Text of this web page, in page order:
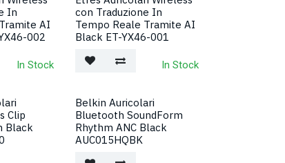
In
AI
002
In Stock
con Traduzione In
Tempo Reale Tramite AI
Black ET-YX46-001
In Stock
Clip
Black
Belkin Auricolari
Bluetooth SoundForm
Rhythm ANC Black
AUC015HQBK